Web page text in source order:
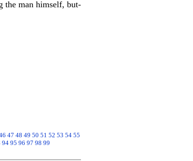
the man himself, but-
47 48 49 50 51 52 53 54 55
94 95 96 97 98 99